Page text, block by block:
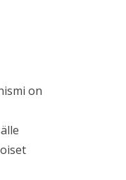
on